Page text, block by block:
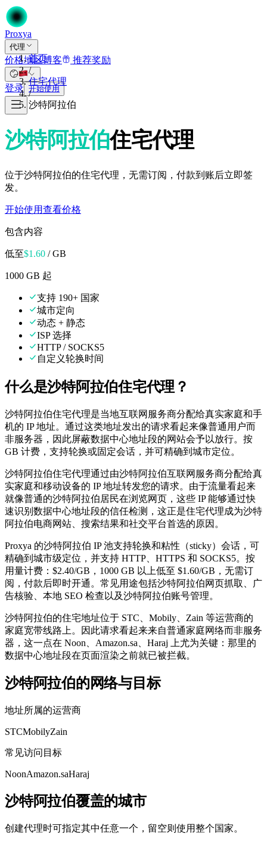
Proxya
代理
价格地区博客 推荐奖励
登录 开始使用
首页
/
住宅代理
/
沙特阿拉伯
沙特阿拉伯住宅代理
位于沙特阿拉伯的住宅代理，无需订阅，付款到账后立即签
发。
开始使用查看价格
包含内容
低至$1.60 / GB
1000 GB 起
支持 190+ 国家
城市定向
动态 + 静态
ISP 选择
HTTP / SOCKS5
自定义轮换时间
什么是沙特阿拉伯住宅代理？
沙特阿拉伯住宅代理是当地互联网服务商分配给真实家庭和手
机的 IP 地址。通过这类地址发出的请求看起来像普通用户而
非服务器，因此屏蔽数据中心地址段的网站会予以放行。按
GB 计费，支持轮换或固定会话，并可精确到城市定位。
沙特阿拉伯住宅代理通过由沙特阿拉伯互联网服务商分配给真
实家庭和移动设备的 IP 地址转发您的请求。由于流量看起来
就像普通的沙特阿拉伯居民在浏览网页，这些 IP 能够通过快
速识别数据中心地址段的信任检测，这正是住宅代理成为沙特
阿拉伯电商网站、搜索结果和社交平台首选的原因。
Proxya 的沙特阿拉伯 IP 池支持轮换和粘性（sticky）会话，可
精确到城市级定位，并支持 HTTP、HTTPS 和 SOCKS5。按
用量计费：$2.40/GB，1000 GB 以上低至 $1.60/GB，无需订
阅，付款后即时开通。常见用途包括沙特阿拉伯网页抓取、广
告核验、本地 SEO 检查以及沙特阿拉伯账号管理。
沙特阿拉伯的住宅地址位于 STC、Mobily、Zain 等运营商的
家庭宽带线路上。因此请求看起来来自普通家庭网络而非服务
器，这一点在 Noon、Amazon.sa、Haraj 上尤为关键：那里的
数据中心地址段在页面渲染之前就已被拦截。
沙特阿拉伯的网络与目标
地址所属的运营商
STCMobilyZain
常见访问目标
NoonAmazon.saHaraj
沙特阿拉伯覆盖的城市
创建代理时可指定其中任意一个，留空则使用整个国家。